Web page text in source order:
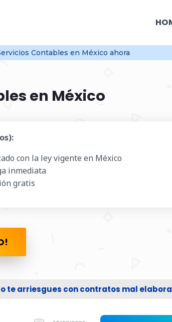
Contables en México ahora
en México
con la ley vigente en México
inmediata
gratis
te arriesgues con contratos mal